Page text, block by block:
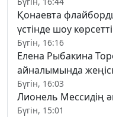
Қонаевта
үстінде шоу көрсетті
Бүгін, 16:16
Елена Рыбакина
айналымында
Бүгін, 16:03
Лионель Мессидің
Бүгін, 15:01